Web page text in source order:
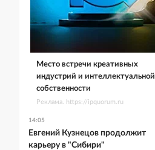
Место встречи креативных
индустрий и интеллектуальной
собственности
Реклама. https://ipquorum.ru
14:05
Евгений Кузнецов продолжит
карьеру в "Сибири"